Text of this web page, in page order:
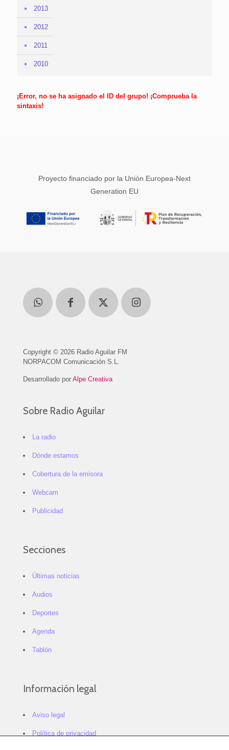
2013
2012
2011
2010
¡Error, no se ha asignado el ID del grupo! ¡Comprueba la
sintaxis!
Proyecto financiado por la Unión Europea-Next
Generation EU
Copyright © 2026 Radio Aguilar FM
NORPACOM Comunicación S.L.
Desarrollado por Alpe Creativa
Sobre Radio Aguilar
La radio
Dónde estamos
Cobertura de la emisora
Webcam
Publicidad
Secciones
Últimas noticias
Audios
Deportes
Agenda
Tablón
Información legal
Aviso legal
Política de privacidad